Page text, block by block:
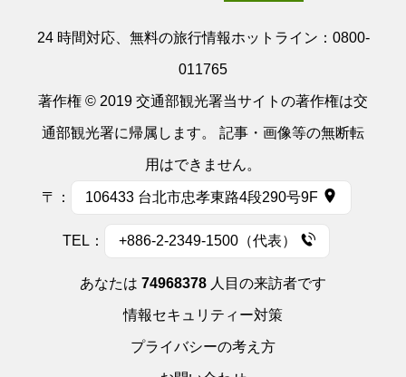
24 時間対応、無料の旅行情報ホットライン： 0800-
011765
著作権 © 2019 交通部観光署当サイトの著作権は交
通部観光署に帰属します。 記事・画像等の無断転
用はできません。
〒： 106433 台北市忠孝東路4段290号9F
TEL： +886-2-2349-1500（代表）
あなたは 74968378 人目の来訪者です
情報セキュリティー対策
プライバシーの考え方